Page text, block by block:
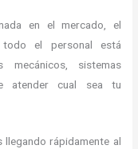
en el mercado, el
el personal está
mecánicos, sistemas
atender cual sea tu
rápidamente al